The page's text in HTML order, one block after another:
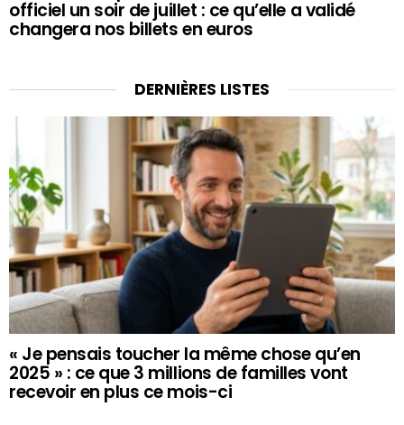
officiel un soir de juillet : ce qu’elle a validé
changera nos billets en euros
DERNIÈRES LISTES
« Je pensais toucher la même chose qu’en
2025 » : ce que 3 millions de familles vont
recevoir en plus ce mois-ci